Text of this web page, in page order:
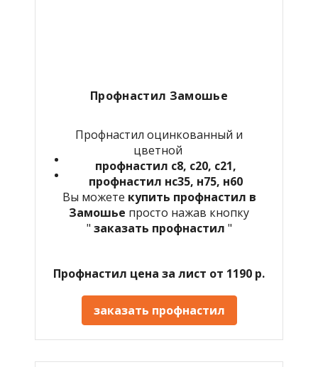
Профнастил Замошье
Профнастил оцинкованный и
цветной
профнастил с8, с20, с21,
профнастил нс35, н75, н60
Вы можете купить профнастил в
Замошье просто нажав кнопку
" заказать профнастил "
Профнастил цена за лист от 1190 р.
заказать профнастил